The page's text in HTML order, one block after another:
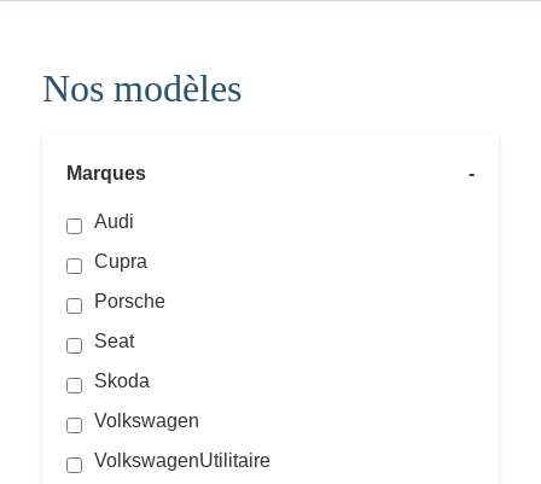
Nos modèles
Marques -
Audi
Cupra
Porsche
Seat
Skoda
Volkswagen
VolkswagenUtilitaire